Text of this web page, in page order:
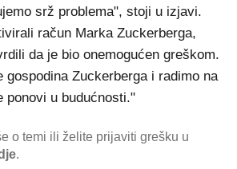
srž problema", stoji u izjavi.
račun Marka Zuckerberga,
da je bio onemogućen greškom.
gospodina Zuckerberga i radimo na
ponovi u budućnosti."
o temi ili želite prijaviti grešku u
.